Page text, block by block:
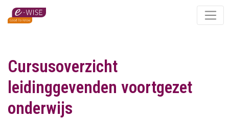
Skip
Cursusoverzicht
leidinggevenden voortgezet
onderwijs